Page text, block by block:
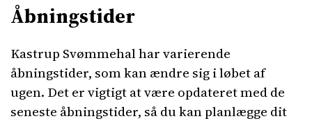
Åbningstider
Kastrup Svømmehal har varierende
åbningstider, som kan ændre sig i løbet af
ugen. Det er vigtigt at være opdateret med de
seneste åbningstider, så du kan planlægge dit